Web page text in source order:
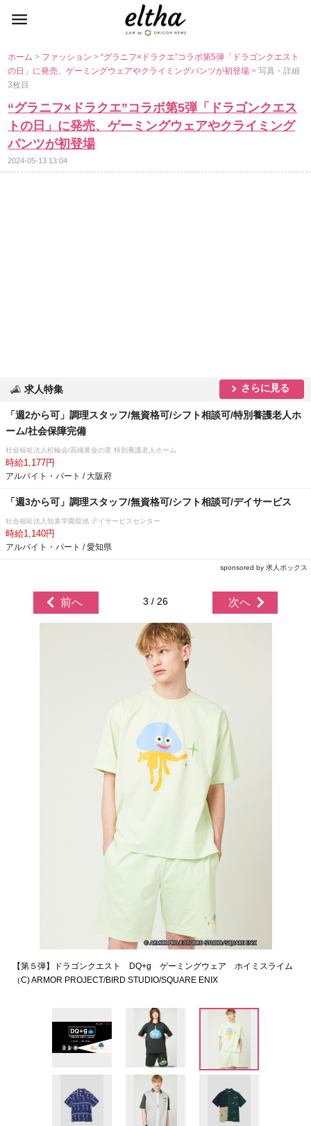
ホーム> ファッション>“グラニフ×ドラクエ”コラボ第5弾「ドラゴンクエスト
の日」に発売、ゲーミングウェアやクライミングパンツが初登場> 写真・詳細
3枚目
“グラニフ×ドラクエ”コラボ第5弾「ドラゴンクエス
トの日」に発売、ゲーミングウェアやクライミング
パンツが初登場
2024-05-13 13:04
求人特集 さらに見る
「週2から可」調理スタッフ/無資格可/シフト相談可/特別養護老人ホ
ーム/社会保障完備
社会福祉法人松輪会/高槻黄金の里 特別養護老人ホーム
時給1,177円
アルバイト・パート / 大阪府
「週3から可」調理スタッフ/無資格可/シフト相談可/デイサービス
社会福祉法人知多学園葭池 デイサービスセンター
時給1,140円
アルバイト・パート / 愛知県
sponsored by 求人ボックス
前へ 3 / 26 次へ
【第５弾】ドラゴンクエスト DQ+g ゲーミングウェア ホイミスライム
（C) ARMOR PROJECT/BIRD STUDIO/SQUARE ENIX